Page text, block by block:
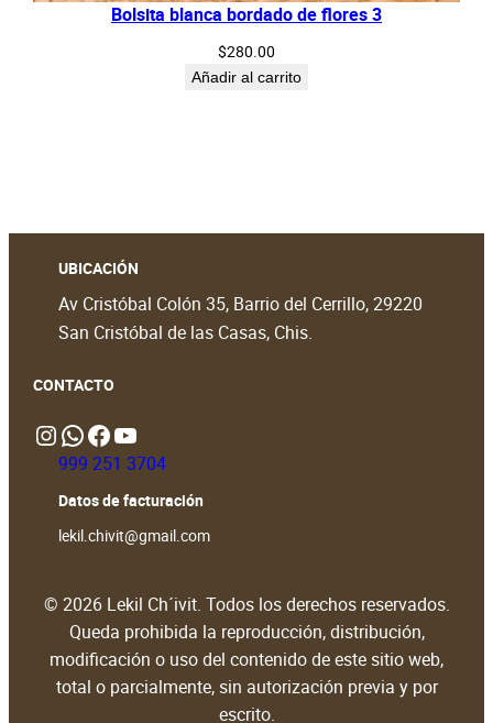
Bolsita blanca bordado de flores 3
$280.00
Añadir al carrito
UBICACIÓN
Av Cristóbal Colón 35, Barrio del Cerrillo, 29220
San Cristóbal de las Casas, Chis.
CONTACTO
InstagramWhatsApp https://www.facebook.com/people/Lekil-Chivit/61579066376698/?locale=en_GB# https://www.youtube.com/@LekilChivit
999 251 3704
Datos de facturación
lekil.chivit@gmail.com
© 2026 Lekil Ch´ivit. Todos los derechos reservados.
Queda prohibida la reproducción, distribución,
modificación o uso del contenido de este sitio web,
total o parcialmente, sin autorización previa y por
escrito.